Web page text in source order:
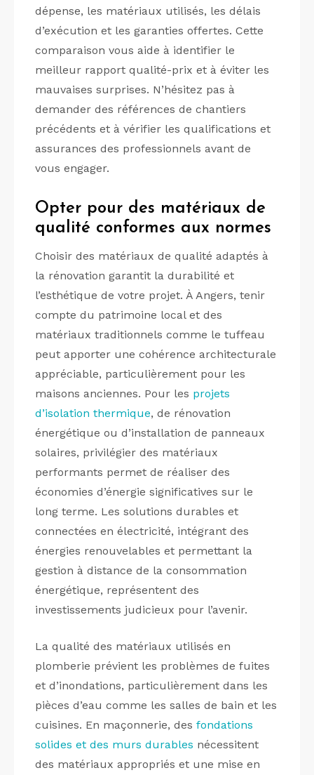
dépense, les matériaux utilisés, les délais
d’exécution et les garanties offertes. Cette
comparaison vous aide à identifier le
meilleur rapport qualité-prix et à éviter les
mauvaises surprises. N’hésitez pas à
demander des références de chantiers
précédents et à vérifier les qualifications et
assurances des professionnels avant de
vous engager.
Opter pour des matériaux de
qualité conformes aux normes
Choisir des matériaux de qualité adaptés à
la rénovation garantit la durabilité et
l’esthétique de votre projet. À Angers, tenir
compte du patrimoine local et des
matériaux traditionnels comme le tuffeau
peut apporter une cohérence architecturale
appréciable, particulièrement pour les
maisons anciennes. Pour les projets
d’isolation thermique, de rénovation
énergétique ou d’installation de panneaux
solaires, privilégier des matériaux
performants permet de réaliser des
économies d’énergie significatives sur le
long terme. Les solutions durables et
connectées en électricité, intégrant des
énergies renouvelables et permettant la
gestion à distance de la consommation
énergétique, représentent des
investissements judicieux pour l’avenir.
La qualité des matériaux utilisés en
plomberie prévient les problèmes de fuites
et d’inondations, particulièrement dans les
pièces d’eau comme les salles de bain et les
cuisines. En maçonnerie, des fondations
solides et des murs durables nécessitent
des matériaux appropriés et une mise en